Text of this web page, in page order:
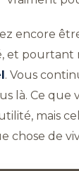
encore
et pourtant
. Vous
là. Ce
mais
chose de